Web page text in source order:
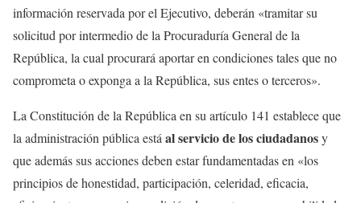
información reservada por el Ejecutivo, deberán «tramitar su
solicitud por intermedio de la Procuraduría General de la
República, la cual procurará aportar en condiciones tales que no
comprometa o exponga a la República, sus entes o terceros».
La Constitución de la República en su artículo 141 establece que
la administración pública está al servicio de los ciudadanosy
que además sus acciones deben estar fundamentadas en «los
principios de honestidad, participación, celeridad, eficacia,